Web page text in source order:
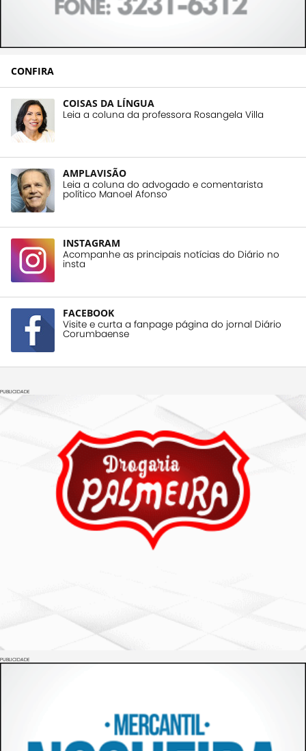
CONFIRA
COISAS DA LÍNGUA
Leia a coluna da professora Rosangela Villa
AMPLAVISÃO
Leia a coluna do advogado e comentarista
político Manoel Afonso
INSTAGRAM
Acompanhe as principais notícias do Diário no
insta
FACEBOOK
Visite e curta a fanpage página do jornal Diário
Corumbaense
PUBLICIDADE
PUBLICIDADE